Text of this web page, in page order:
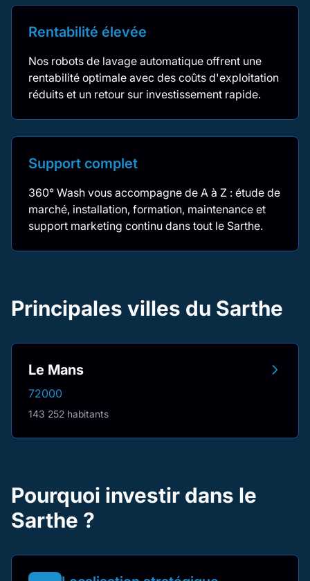
Rentabilité élevée
Nos robots de lavage automatique offrent une
rentabilité optimale avec des coûts d'exploitation
réduits et un retour sur investissement rapide.
Support complet
360° Wash vous accompagne de A à Z : étude de
marché, installation, formation, maintenance et
support marketing continu dans tout le Sarthe.
Principales villes du Sarthe
Le Mans
72000
143 252 habitants
Pourquoi investir dans le
Sarthe ?